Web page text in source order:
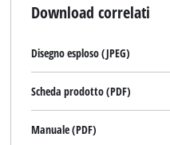
Download correlati
Disegno esploso (JPEG)
Scheda prodotto (PDF)
Manuale (PDF)